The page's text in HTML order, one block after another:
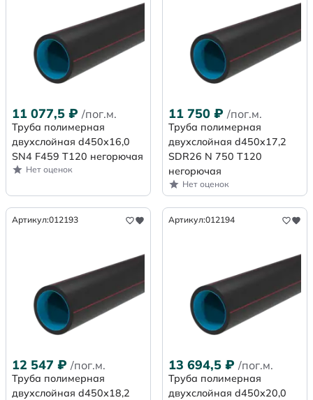
11 077,5 ₽ /пог.м.
Труба полимерная
двухслойная d450х16,0
SN4 F459 Т120 негорючая
Нет оценок
11 750 ₽ /пог.м.
Труба полимерная
двухслойная d450x17,2
SDR26 N 750 Т120
негорючая
Нет оценок
Артикул:012193
12 547 ₽ /пог.м.
Труба полимерная
двухслойная d450х18,2
Артикул:012194
13 694,5 ₽ /пог.м.
Труба полимерная
двухслойная d450х20,0